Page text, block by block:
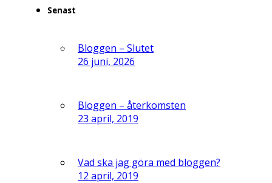
Senast
Bloggen – Slutet
26 juni, 2026
Bloggen – återkomsten
23 april, 2019
Vad ska jag göra med bloggen?
12 april, 2019